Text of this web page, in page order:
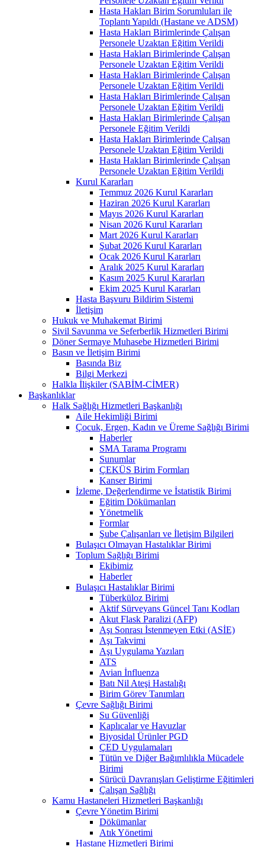
Hasta Hakları Birim Sorumluları ile
Toplantı Yapıldı (Hastane ve ADSM)
Hasta Hakları Birimlerinde Çalışan
Personele Uzaktan Eğitim Verildi
Hasta Hakları Birimlerinde Çalışan
Personele Uzaktan Eğitim Verildi
Hasta Hakları Birimlerinde Çalışan
Personele Uzaktan Eğitim Verildi
Hasta Hakları Birimlerinde Çalışan
Personele Uzaktan Eğitim Verildi
Hasta Hakları Birimlerinde Çalışan
Personele Eğitim Verildi
Hasta Hakları Birimlerinde Çalışan
Personele Uzaktan Eğitim Verildi
Hasta Hakları Birimlerinde Çalışan
Personele Uzaktan Eğitim Verildi
Kurul Kararları
Temmuz 2026 Kurul Kararları
Haziran 2026 Kurul Kararları
Mayıs 2026 Kurul Kararları
Nisan 2026 Kurul Kararları
Mart 2026 Kurul Kararları
Şubat 2026 Kurul Kararları
Ocak 2026 Kurul Kararları
Aralık 2025 Kurul Kararları
Kasım 2025 Kurul Kararları
Ekim 2025 Kurul Kararları
Hasta Başvuru Bildirim Sistemi
İletişim
Hukuk ve Muhakemat Birimi
Sivil Savunma ve Seferberlik Hizmetleri Birimi
Döner Sermaye Muhasebe Hizmetleri Birimi
Basın ve İletişim Birimi
Basında Biz
Bilgi Merkezi
Halkla İlişkiler (SABİM-CİMER)
Başkanlıklar
Halk Sağlığı Hizmetleri Başkanlığı
Aile Hekimliği Birimi
Çocuk, Ergen, Kadın ve Üreme Sağlığı Birimi
Haberler
SMA Tarama Programı
Sunumlar
ÇEKÜS Birim Formları
Kanser Birimi
İzleme, Değerlendirme ve İstatistik Birimi
Eğitim Dökümanları
Yönetmelik
Formlar
Şube Çalışanları ve İletişim Bilgileri
Bulaşıcı Olmayan Hastalıklar Birimi
Toplum Sağlığı Birimi
Ekibimiz
Haberler
Bulaşıcı Hastalıklar Birimi
Tüberküloz Birimi
Aktif Sürveyans Güncel Tanı Kodları
Akut Flask Paralizi (AFP)
Aşı Sonrası İstenmeyen Etki (ASİE)
Aşı Takvimi
Aşı Uygulama Yazıları
ATS
Avian İnfluenza
Batı Nil Ateşi Hastalığı
Birim Görev Tanımları
Çevre Sağlığı Birimi
Su Güvenliği
Kaplıcalar ve Havuzlar
Biyosidal Ürünler PGD
ÇED Uygulamaları
Tütün ve Diğer Bağımlılıkla Mücadele
Birimi
Sürücü Davranışları Geliştirme Eğitimleri
Çalışan Sağlığı
Kamu Hastaneleri Hizmetleri Başkanlığı
Çevre Yönetim Birimi
Dökümanlar
Atık Yönetimi
Hastane Hizmetleri Birimi